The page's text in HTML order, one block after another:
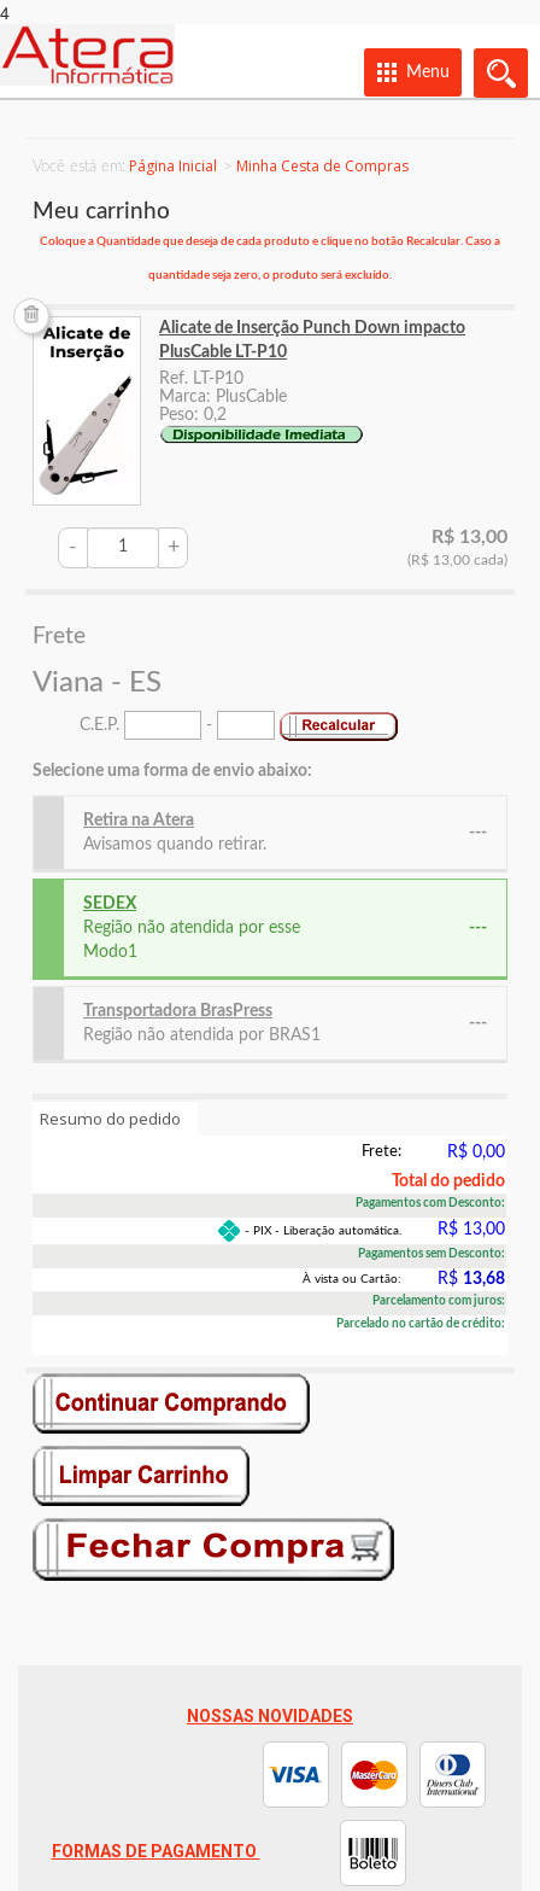
4
Menu
Você está em: Página Inicial Minha Cesta de Compras
Meu carrinho
Coloque a Quantidade que deseja de cada produto e clique no botão Recalcular. Caso a
quantidade seja zero, o produto será excluído.
Alicate de Inserção Punch Down impacto
PlusCable LT-P10
Ref. LT-P10
Marca: PlusCable
Peso: 0,2
- + R$ 13,00
(R$ 13,00 cada)
Frete
Viana - ES
C.E.P. -
Selecione uma forma de envio abaixo:
Retira na Atera
Avisamos quando retirar.
---
SEDEX
Região não atendida por esse
Modo1
---
Transportadora BrasPress
Região não atendida por BRAS1
---
Resumo do pedido
Frete:
R$ 0,00
Total do pedido
Pagamentos com Desconto:
- PIX - Liberação automática. R$ 13,00
Pagamentos sem Desconto:
À vista ou Cartão: R$ 13,68
Parcelamento com juros:
Parcelado no cartão de crédito:
NOSSAS NOVIDADES
FORMAS DE PAGAMENTO